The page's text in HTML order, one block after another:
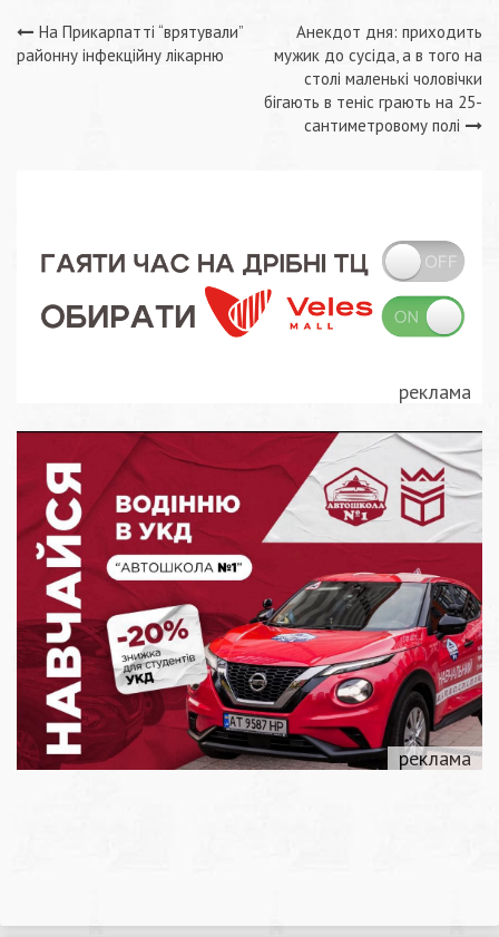
Навігація
На Прикарпатті “врятували”
районну інфекційну лікарню
Анекдот дня: приходить
мужик до сусіда, а в того на
столі маленькі чоловічки
бігають в теніс грають на 25-
сантиметровому полі